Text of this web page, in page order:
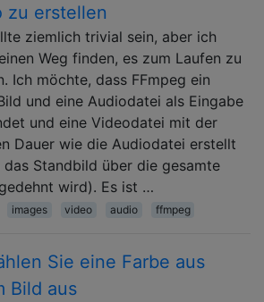
zu erstellen
ziemlich trivial sein, aber ich
Weg finden, es zum Laufen zu
Ich möchte, dass FFmpeg ein
und eine Audiodatei als Eingabe
und eine Videodatei mit der
Dauer wie die Audiodatei erstellt
das Standbild über die gesamte
wird). Es ist …
images video audio ffmpeg
Sie eine Farbe aus
Bild aus